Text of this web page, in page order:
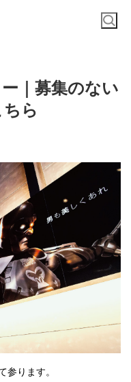
｜募集のない
ら
参ります。